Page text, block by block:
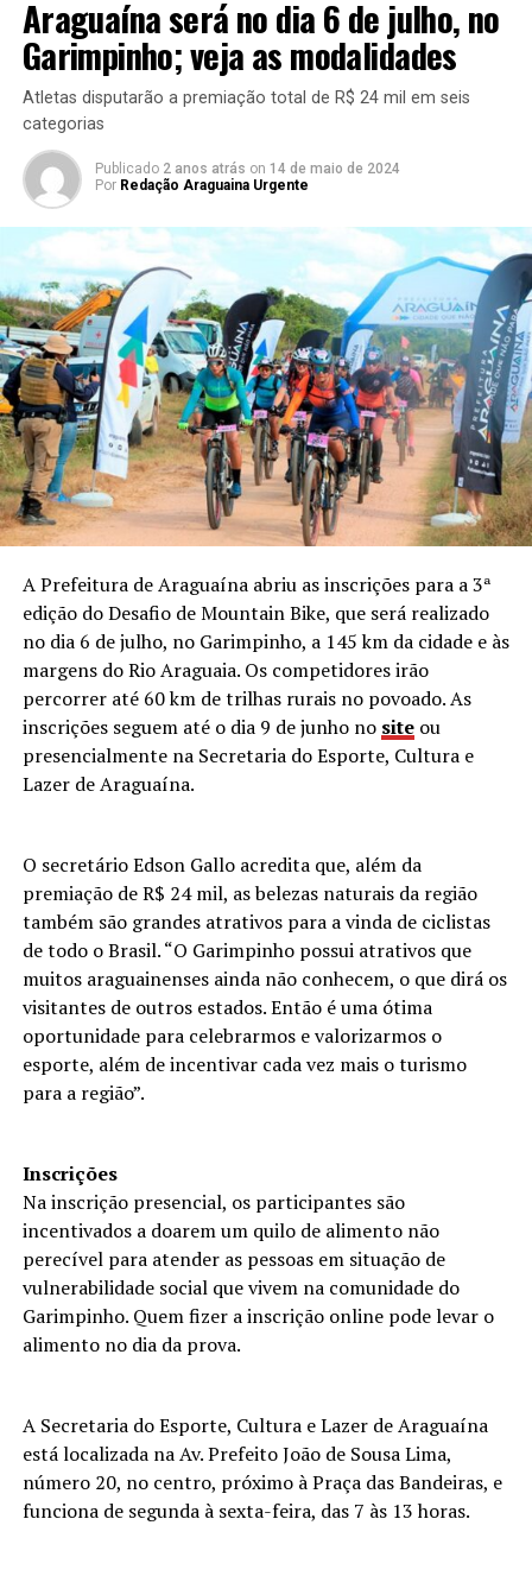
Araguaína será no dia 6 de julho, no
Garimpinho; veja as modalidades
Atletas disputarão a premiação total de R$ 24 mil em seis
categorias
Publicado 2 anos atrás on 14 de maio de 2024
Por Redação Araguaina Urgente
A Prefeitura de Araguaína abriu as inscrições para a 3ª
edição do Desafio de Mountain Bike, que será realizado
no dia 6 de julho, no Garimpinho, a 145 km da cidade e às
margens do Rio Araguaia. Os competidores irão
percorrer até 60 km de trilhas rurais no povoado. As
inscrições seguem até o dia 9 de junho no site ou
presencialmente na Secretaria do Esporte, Cultura e
Lazer de Araguaína.
O secretário Edson Gallo acredita que, além da
premiação de R$ 24 mil, as belezas naturais da região
também são grandes atrativos para a vinda de ciclistas
de todo o Brasil. “O Garimpinho possui atrativos que
muitos araguainenses ainda não conhecem, o que dirá os
visitantes de outros estados. Então é uma ótima
oportunidade para celebrarmos e valorizarmos o
esporte, além de incentivar cada vez mais o turismo
para a região”.
Inscrições
Na inscrição presencial, os participantes são
incentivados a doarem um quilo de alimento não
perecível para atender as pessoas em situação de
vulnerabilidade social que vivem na comunidade do
Garimpinho. Quem fizer a inscrição online pode levar o
alimento no dia da prova.
A Secretaria do Esporte, Cultura e Lazer de Araguaína
está localizada na Av. Prefeito João de Sousa Lima,
número 20, no centro, próximo à Praça das Bandeiras, e
funciona de segunda à sexta-feira, das 7 às 13 horas.